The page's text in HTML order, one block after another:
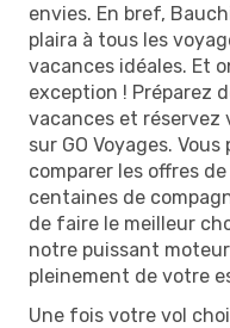
envies. En bref,
plaira à tous les
vacances idéales. Et
exception ! Préparez
vacances et réservez
sur GO Voyages.
comparer les offres
centaines de
de faire le meilleur
notre puissant
pleinement de votre
Une fois votre vol